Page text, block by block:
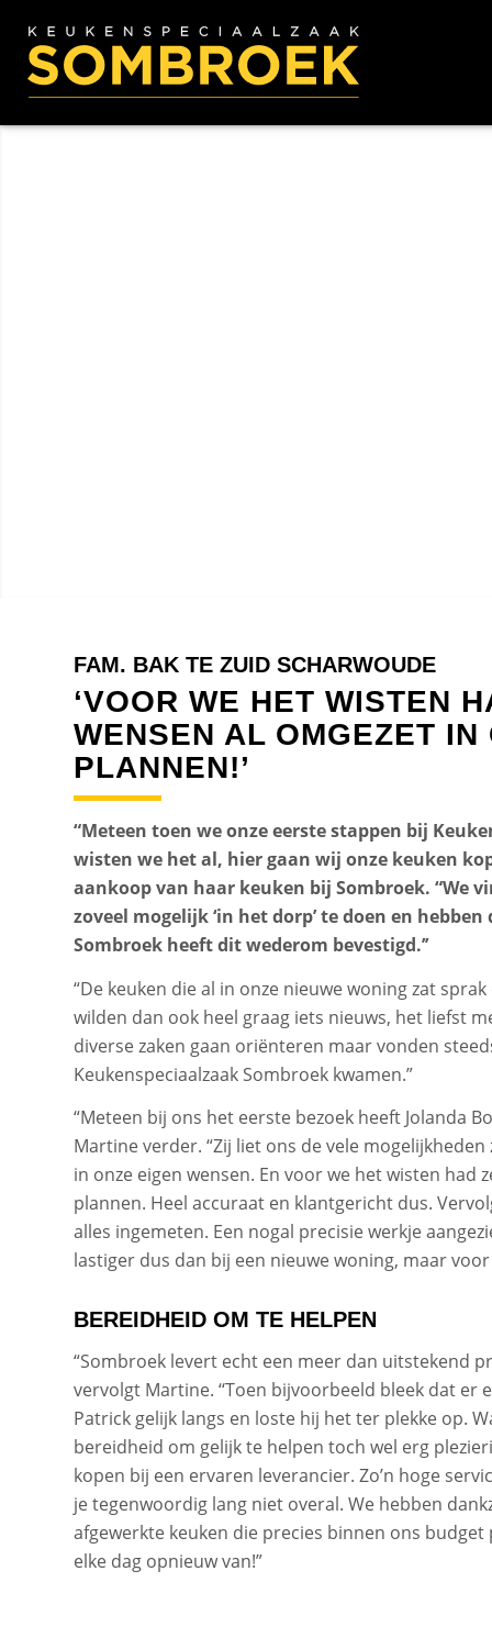
FAM. BAK TE ZUID SCHARWOUDE
‘VOOR WE HET WISTEN
WENSEN AL OMGEZET IN
PLANNEN!’
“Meteen toen we onze eerste stappen bij
wisten we het al, hier gaan wij onze keuken
aankoop van haar keuken bij Sombroek. “We
zoveel mogelijk ‘in het dorp’ te doen en
Sombroek heeft dit wederom bevestigd.’’
“De keuken die al in onze nieuwe woning zat sprak
wilden dan ook heel graag iets nieuws, het liefst
diverse zaken gaan oriënteren maar vonden
Keukenspeciaalzaak Sombroek kwamen.”
“Meteen bij ons het eerste bezoek heeft Jolanda
Martine verder. “Zij liet ons de vele
in onze eigen wensen. En voor we het wisten had
plannen. Heel accuraat en klantgericht dus.
alles ingemeten. Een nogal precisie werkje
lastiger dus dan bij een nieuwe woning, maar
BEREIDHEID OM TE HELPEN
“Sombroek levert echt een meer dan uitstekend
vervolgt Martine. ‘‘Toen bijvoorbeeld bleek dat
Patrick gelijk langs en loste hij het ter plekke op.
bereidheid om gelijk te helpen toch wel erg
kopen bij een ervaren leverancier. Zo’n hoge
je tegenwoordig lang niet overal. We hebben
afgewerkte keuken die precies binnen ons
elke dag opnieuw van!”